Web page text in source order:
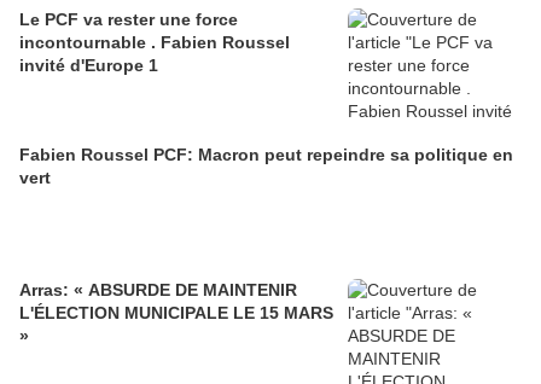
Le PCF va rester une force
incontournable . Fabien Roussel
invité d'Europe 1
Fabien Roussel PCF: Macron peut repeindre sa politique en
vert
Arras: « ABSURDE DE MAINTENIR
L'ÉLECTION MUNICIPALE LE 15 MARS
»